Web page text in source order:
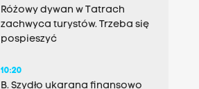
Różowy dywan w Tatrach
zachwyca turystów. Trzeba się
pospieszyć
10:20
B. Szydło ukarana finansowo